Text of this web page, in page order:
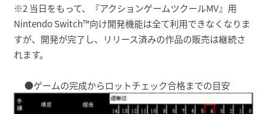
※2 当日をもって、『アクションゲームツクールMV』用
Nintendo Switch™向け開発機能は全て利用できなくなりま
すが、開発が完了し、リリース済みの作品の販売は継続さ
れます。
●ゲームの完成からロットチェック合格までの目安